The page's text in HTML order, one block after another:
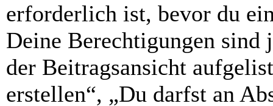
erforderlich ist, bevor du
Deine Berechtigungen sind
der Beitragsansicht
erstellen“, „Du darfst an